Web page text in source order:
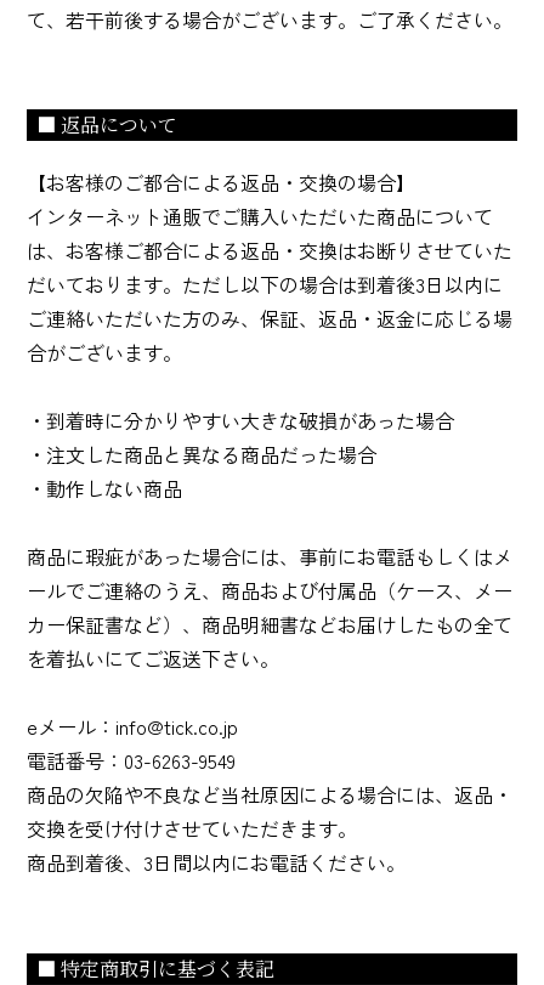
て、若干前後する場合がございます。ご了承ください。
■ 返品について
【お客様のご都合による返品・交換の場合】
インターネット通販でご購入いただいた商品について
は、お客様ご都合による返品・交換はお断りさせていた
だいております。ただし以下の場合は到着後3日以内に
ご連絡いただいた方のみ、保証、返品・返金に応じる場
合がございます。
・到着時に分かりやすい大きな破損があった場合
・注文した商品と異なる商品だった場合
・動作しない商品
商品に瑕疵があった場合には、事前にお電話もしくはメ
ールでご連絡のうえ、商品および付属品（ケース、メー
カー保証書など）、商品明細書などお届けしたもの全て
を着払いにてご返送下さい。
eメール：info@tick.co.jp
電話番号：03-6263-9549
商品の欠陥や不良など当社原因による場合には、返品・
交換を受け付けさせていただきます。
商品到着後、3日間以内にお電話ください。
■ 特定商取引に基づく表記